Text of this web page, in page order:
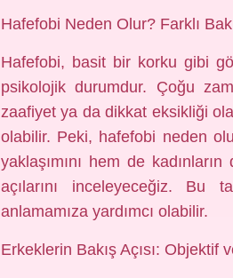
Hafefobi Neden Olur? Farklı
Hafefobi, basit bir korku gibi
psikolojik durumdur. Çoğu
zaafiyet ya da dikkat eksikliği
olabilir. Peki, hafefobi neden
yaklaşımını hem de
açılarını inceleyeceğiz.
anlamamıza yardımcı olabilir.
Erkeklerin Bakış Açısı: Objektif